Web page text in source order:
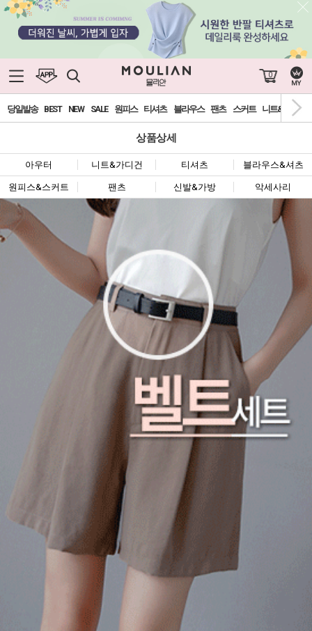
0
당일발송 BEST NEW SALE 원피스 티셔츠 블라우스 팬츠 스커트 니트&가디건
상품상세
아우터 니트&가디건 티셔츠 블라우스&셔츠
원피스&스커트 팬츠 신발&가방 악세사리